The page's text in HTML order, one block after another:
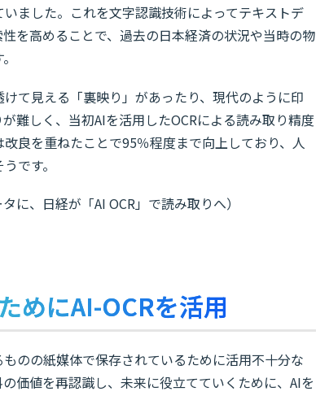
ました。これを文字認識技術によってテキストデ
を高めることで、過去の日本経済の状況や当時の物
て見える「裏映り」があったり、現代のように印
難しく、当初AIを活用したOCRによる読み取り精度
良を重ねたことで95％程度まで向上しており、人
です。
に、日経が「AI OCR」で読み取りへ）
めにAI-OCRを活用
のの紙媒体で保存されているために活用不十分な
価値を再認識し、未来に役立てていくために、AIを